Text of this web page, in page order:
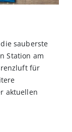
sauberste
Station am
für
aktuellen